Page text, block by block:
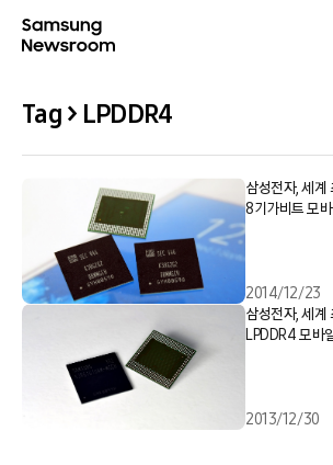
Tag > LPDDR4
삼성전자, 세계
8기가비트 모
2014/12/23
삼성전자, 세계
LPDDR4 모바
2013/12/30